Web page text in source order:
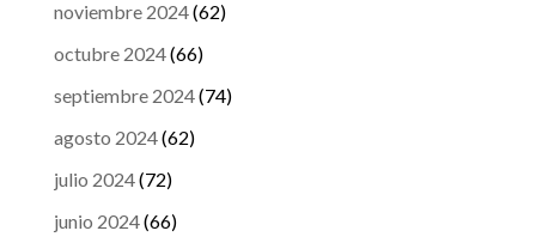
noviembre 2024(62)
octubre 2024(66)
septiembre 2024(74)
agosto 2024(62)
julio 2024(72)
junio 2024(66)